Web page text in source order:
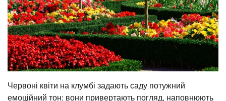
Червоні квіти на клумбі задають саду потужний
емоційний тон: вони привертають погляд, наповнюють